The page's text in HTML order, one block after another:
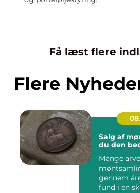
Få læst flere
Flere
Salg af
du den
Mange
gennem
fund i en